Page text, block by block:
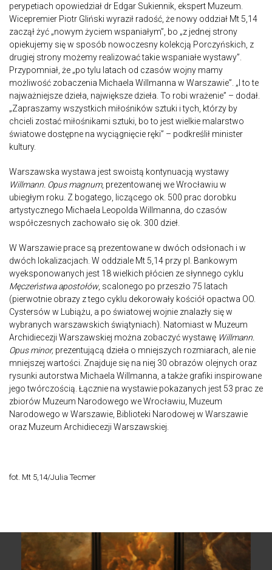
perypetiach opowiedział dr Edgar Sukiennik, ekspert Muzeum.
Wicepremier Piotr Gliński wyraził radość, że nowy oddział Mt 5,14
zaczął żyć „nowym życiem wspaniałym”, bo „z jednej strony
opiekujemy się w sposób nowoczesny kolekcją Porczyńskich, z
drugiej strony możemy realizować takie wspaniałe wystawy”.
Przypomniał, że „po tylu latach od czasów wojny mamy
możliwość zobaczenia Michaela Willmanna w Warszawie”. „I to te
najważniejsze dzieła, największe dzieła. To robi wrażenie” – dodał.
„Zapraszamy wszystkich miłośników sztuki i tych, którzy by
chcieli zostać miłośnikami sztuki, bo to jest wielkie malarstwo
światowe dostępne na wyciągnięcie ręki” – podkreślił minister
kultury.
Warszawska wystawa jest swoistą kontynuacją wystawy
Willmann. Opus magnum, prezentowanej we Wrocławiu w
ubiegłym roku. Z bogatego, liczącego ok. 500 prac dorobku
artystycznego Michaela Leopolda Willmanna, do czasów
współczesnych zachowało się ok. 300 dzieł.
W Warszawie prace są prezentowane w dwóch odsłonach i w
dwóch lokalizacjach. W oddziale Mt 5,14 przy pl. Bankowym
wyeksponowanych jest 18 wielkich płócien ze słynnego cyklu
Męczeństwa apostołów, scalonego po przeszło 75 latach
(pierwotnie obrazy z tego cyklu dekorowały kościół opactwa OO.
Cystersów w Lubiążu, a po światowej wojnie znalazły się w
wybranych warszawskich świątyniach). Natomiast w Muzeum
Archidiecezji Warszawskiej można zobaczyć wystawę Willmann.
Opus minor, prezentującą dzieła o mniejszych rozmiarach, ale nie
mniejszej wartości. Znajduje się na niej 30 obrazów olejnych oraz
rysunki autorstwa Michaela Willmanna, a także grafiki inspirowane
jego twórczością. Łącznie na wystawie pokazanych jest 53 prac ze
zbiorów Muzeum Narodowego we Wrocławiu, Muzeum
Narodowego w Warszawie, Biblioteki Narodowej w Warszawie
oraz Muzeum Archidiecezji Warszawskiej.
fot. Mt 5,14/Julia Tecmer